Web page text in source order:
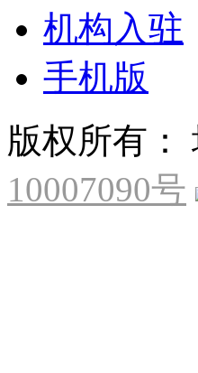
机构入驻
手机版
版权所有：
10007090号